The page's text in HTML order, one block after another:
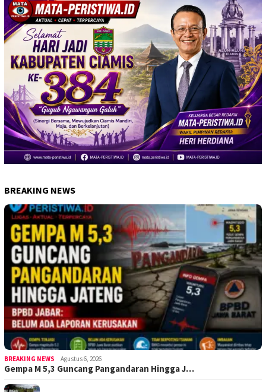
BREAKING NEWS
BREAKING NEWS Agustus 6, 2026
Gempa M 5,3 Guncang Pangandaran Hingga J…